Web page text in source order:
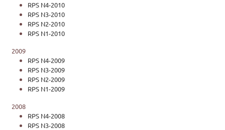
RPS N4-2010
RPS N3-2010
RPS N2-2010
RPS N1-2010
2009
RPS N4-2009
RPS N3-2009
RPS N2-2009
RPS N1-2009
2008
RPS N4-2008
RPS N3-2008